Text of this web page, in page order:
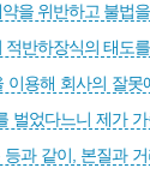
을 위반하고 불법
적반하장식의 태도
이용해 회사의 잘
벌었다느니 제가
과 같이, 본질과